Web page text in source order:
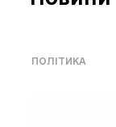
ПОЛІТИКА